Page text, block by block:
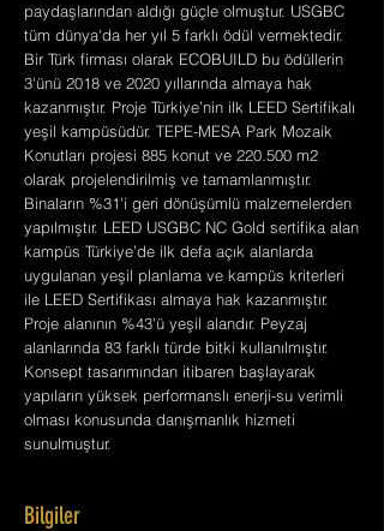
paydaşlarından aldığı güçle olmuştur. USGBC
tüm dünya'da her yıl 5 farklı ödül vermektedir.
Bir Türk firması olarak ECOBUILD bu ödüllerin
3'ünü 2018 ve 2020 yıllarında almaya hak
kazanmıştır. Proje Türkiye’nin ilk LEED Sertifikalı
yeşil kampüsüdür. TEPE-MESA Park Mozaik
Konutları projesi 885 konut ve 220.500 m2
olarak projelendirilmiş ve tamamlanmıştır.
Binaların %31'i geri dönüşümlü malzemelerden
yapılmıştır. LEED USGBC NC Gold sertifika alan
kampüs Türkiye’de ilk defa açık alanlarda
uygulanan yeşil planlama ve kampüs kriterleri
ile LEED Sertifikası almaya hak kazanmıştır.
Proje alanının %43'ü yeşil alandır. Peyzaj
alanlarında 83 farklı türde bitki kullanılmıştır.
Konsept tasarımından itibaren başlayarak
yapıların yüksek performanslı enerji-su verimli
olması konusunda danışmanlık hizmeti
sunulmuştur.
Bilgiler